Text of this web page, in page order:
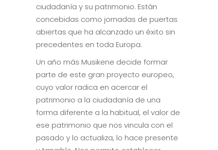
ciudadanía y su patrimonio. Están
concebidas como jornadas de puertas
abiertas que ha alcanzado un éxito sin
precedentes en toda Europa.
Un año más Musikene decide formar
parte de este gran proyecto europeo,
cuyo valor radica en acercar el
patrimonio a la ciudadanía de una
forma diferente a la habitual, el valor de
ese patrimonio que nos vincula con el
pasado y lo actualiza, lo hace presente